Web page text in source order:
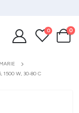
0 0
1500 W, 30-80 C